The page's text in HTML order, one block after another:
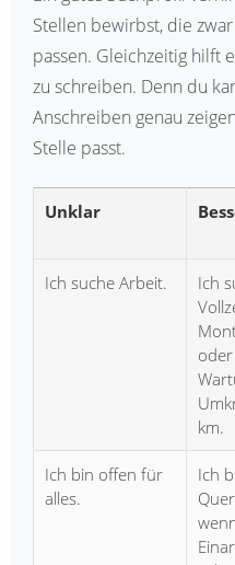
Stellen bewirbst, die
passen. Gleichzeitig hilft
zu schreiben. Denn du
Anschreiben genau
Stelle passt.
Unklar
Ich suche Arbeit.
Ich
km.
Ich bin offen für
alles.
Ich